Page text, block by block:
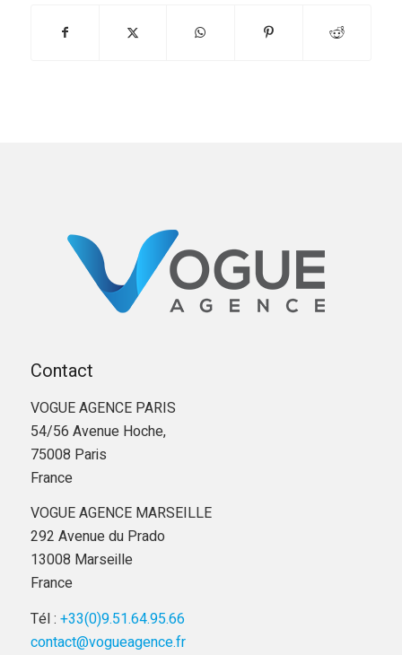
Contact
VOGUE AGENCE PARIS
54/56 Avenue Hoche,
75008 Paris
France
VOGUE AGENCE MARSEILLE
292 Avenue du Prado
13008 Marseille
France
Tél : +33(0)9.51.64.95.66
contact@vogueagence.fr